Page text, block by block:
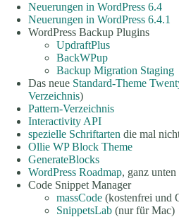
Neuerungen in WordPress 6.4
Neuerungen in WordPress 6.4.1
WordPress Backup Plugins
UpdraftPlus
BackWPup
Backup Migration Staging
Das neue Standard-Theme
Verzeichnis)
Pattern-Verzeichnis
Interactivity API
spezielle Schriftarten die mal
Ollie WP Block Theme
GenerateBlocks
WordPress Roadmap, ganz
Code Snippet Manager
massCode (kostenfrei und
SnippetsLab (nur für Mac)